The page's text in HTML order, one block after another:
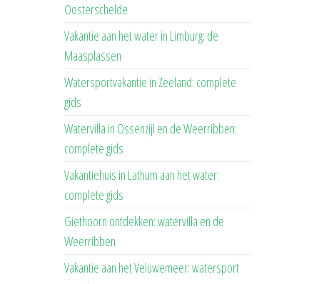
Oosterschelde
Vakantie aan het water in Limburg: de
Maasplassen
Watersportvakantie in Zeeland: complete
gids
Watervilla in Ossenzijl en de Weerribben:
complete gids
Vakantiehuis in Lathum aan het water:
complete gids
Giethoorn ontdekken: watervilla en de
Weerribben
Vakantie aan het Veluwemeer: watersport